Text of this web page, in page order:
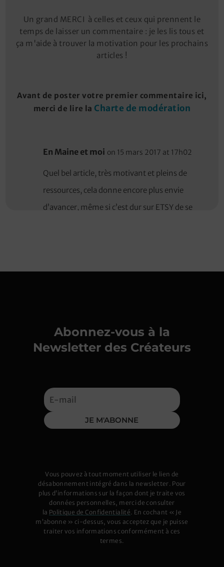
Un grand MERCI à celles et ceux qui prennent le
temps de laisser un commentaire : je les lis tous et
ça m'aide à trouver la motivation pour les prochains
articles !
Avant de poster votre premier commentaire ici,
merci de lire la Charte de modération
En Maine et moi on 15 mars 2017 at 17h02
Quel bel article, très motivant et pleins de
ressources, cela donne encore plus envie
d’avancer, même si c’est dur sur ETSY de se
jolie découverte ! Du coup, je suis allée voir les
plus en valeur !
REPLY
Merci Les Petits Pois Sont Bleus et Laëtitia
pour cet article! Ces partages d’expérience
sont enrichissants, et encourageants. Je
retiens comme idée principale « La Boutique
n’est jamais finie », il me parait essentiel de
Abonnez-vous à la
Newsletter des Créateurs
JE M'ABONNE
Vous pouvez à tout moment utiliser le lien de
désabonnement intégré dans la newsletter. Pour
plus d’informations sur la façon dont je traite vos
données personnelles, merci de consulter
la Politique de Confidentialité . En cochant « Je
m’abonne » ci-dessus, vous acceptez que je puisse
traiter vos informations conformément à ces
termes.